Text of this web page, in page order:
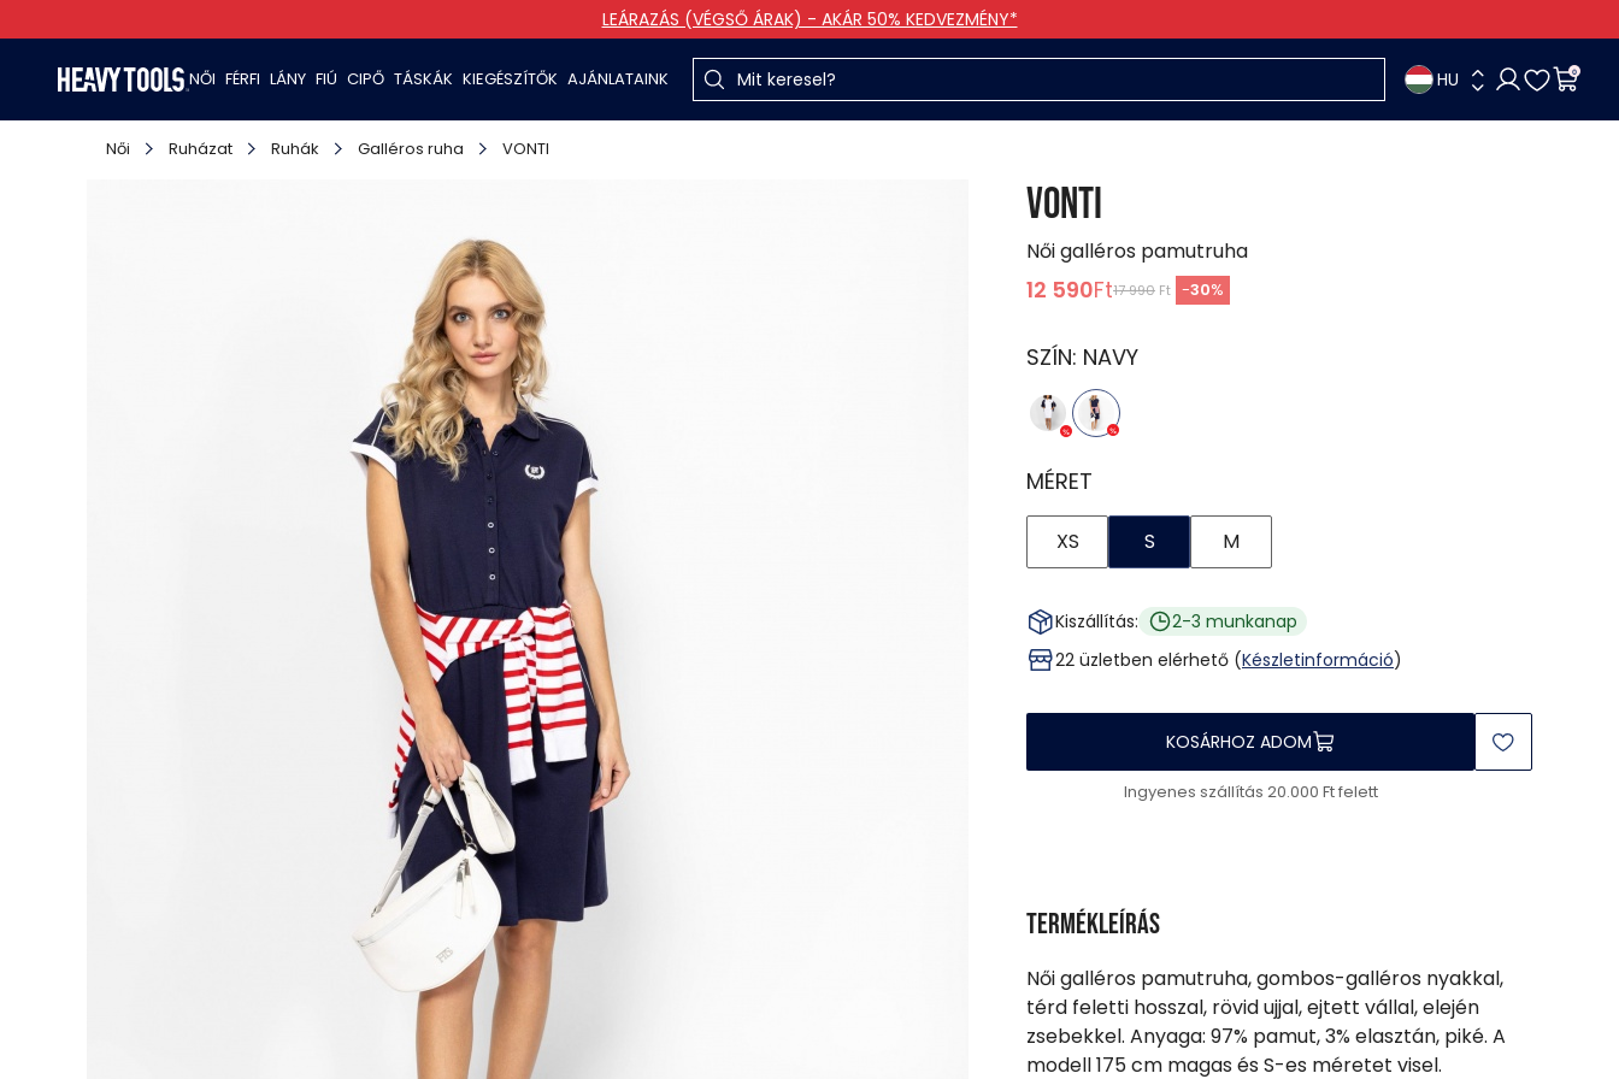
LEÁRAZÁS (VÉGSŐ ÁRAK) - AKÁR 50% KEDVEZMÉNY*
NŐI FÉRFI LÁNY FIÚ CIPŐ TÁSKÁK KIEGÉSZÍTŐK AJÁNLATAINK HU 0
Női Ruházat Ruhák Galléros ruha VONTI
VONTI
Női galléros pamutruha
12 590Ft17 990 Ft -30%
SZÍN: NAVY
MÉRET
XS S M
Kiszállítás:
2-3 munkanap
22 üzletben elérhető (Készletinformáció)
KOSÁRHOZ ADOM
Ingyenes szállítás 20.000 Ft felett
Termékleírás
Női galléros pamutruha, gombos-galléros nyakkal,
térd feletti hosszal, rövid ujjal, ejtett vállal, elején
zsebekkel. Anyaga: 97% pamut, 3% elasztán, piké. A
modell 175 cm magas és S-es méretet visel.